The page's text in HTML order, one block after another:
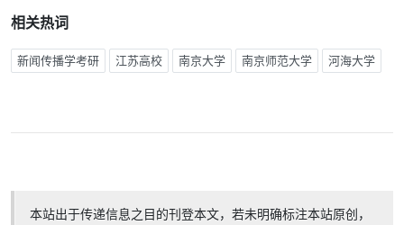
相关热词
新闻传播学考研 江苏高校 南京大学 南京师范大学 河海大学
本站出于传递信息之目的刊登本文，若未明确标注本站原创，